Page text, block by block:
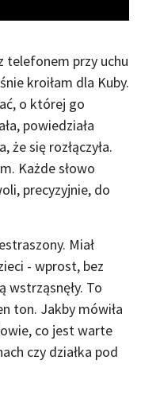
telefonem przy uchu
kroiłam dla Kuby.
o której go
powiedziała
że się rozłączyła.
Każde słowo
precyzyjnie, do
Miał
- wprost, bez
wstrząsnęły. To
ton. Jakby mówiła
co jest warte
czy działka pod